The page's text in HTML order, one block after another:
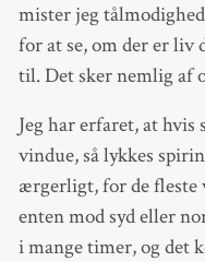
mister jeg
for at se, om der er liv
til. Det sker nemlig af
Jeg har erfaret, at
vindue, så lykkes
ærgerligt, for de fleste
enten mod syd eller
i mange timer, og det